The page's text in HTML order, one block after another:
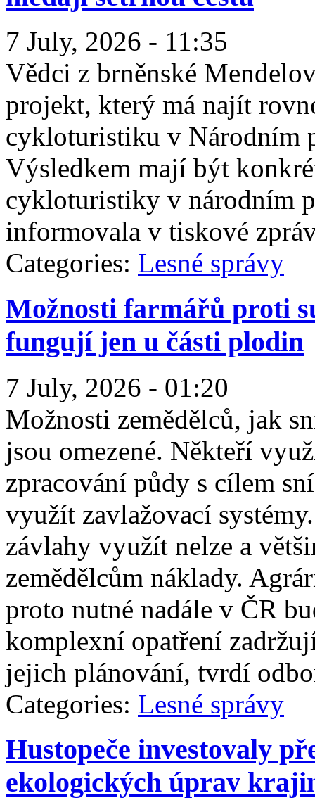
7 July, 2026 - 11:35
Vědci z brněnské
projekt, který má najít
cykloturistiku v Národním
Výsledkem mají být
cykloturistiky v národním
informovala v tiskové
Categories: Lesné správy
Možnosti farmářů proti
fungují jen u části plodin
7 July, 2026 - 01:20
Možnosti zemědělců, jak
jsou omezené. Někteří
zpracování půdy s cílem
využít zavlažovací
závlahy využít nelze a
zemědělcům náklady.
proto nutné nadále v ČR
komplexní opatření
jejich plánování, tvrdí
Categories: Lesné správy
Hustopeče investovaly
ekologických úprav